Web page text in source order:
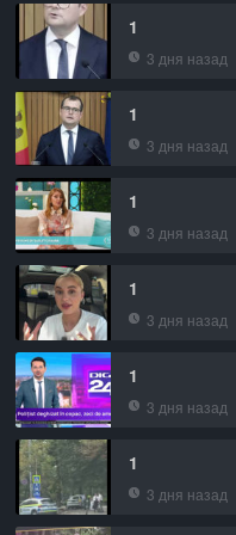
1
3 дня назад
1
3 дня назад
1
3 дня назад
1
3 дня назад
1
3 дня назад
1
3 дня назад